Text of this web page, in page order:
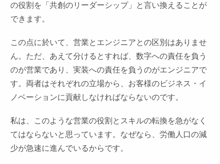
の役割を「共創のリーダーシップ」と言い換えることが
できます。
この点に於いて、営業とエンジニアとの区別はありませ
ん。ただ、あえて分けるとすれば、数字への責任を負う
のが営業であり、実装への責任を負うのがエンジニアで
す。両者はそれぞれの立場から、お客様のビジネス・イ
ノベーションに貢献しなければならないのです。
私は、このような営業の役割とスキルの転換を急がなく
てはならないと思っています。なぜなら、労働人口の減
少が急速に進んでいるからです。